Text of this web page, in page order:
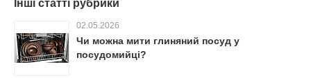
Інші статті рубрики
02.05.2026
Чи можна мити глиняний посуд у
посудомийці?